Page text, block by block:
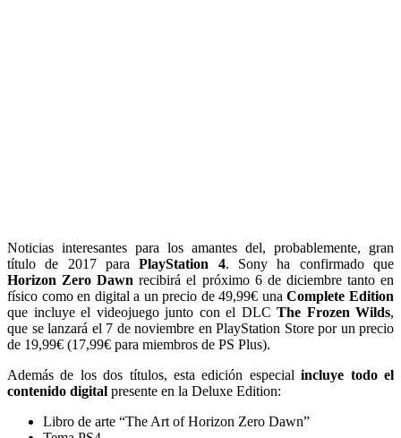
Noticias interesantes para los amantes del, probablemente, gran
título de 2017 paraPlayStation 4. Sony ha confirmado que
Horizon Zero Dawn recibirá el próximo 6 de diciembre tanto en
físico como en digital a un precio de 49,99€ unaComplete Edition
que incluye el videojuego junto con el DLC The Frozen Wilds,
que se lanzará el 7 de noviembre en PlayStation Store por un precio
de 19,99€ (17,99€ para miembros de PS Plus).
Además de los dos títulos, esta edición especialincluye todo el
contenido digital presente en la Deluxe Edition:
Libro de arte “The Art of Horizon Zero Dawn”